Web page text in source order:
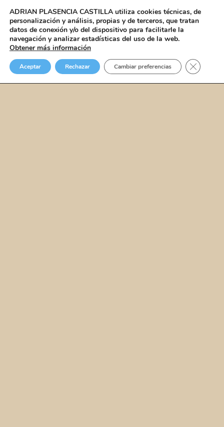
Menú
ADRIAN PLASENCIA CASTILLA utiliza cookies técnicas, de
personalización y análisis, propias y de terceros, que tratan
datos de conexión y/o del dispositivo para facilitarle la
navegación y analizar estadísticas del uso de la web.
Obtener más información
Aceptar Rechazar Cambiar preferencias Cerrar el